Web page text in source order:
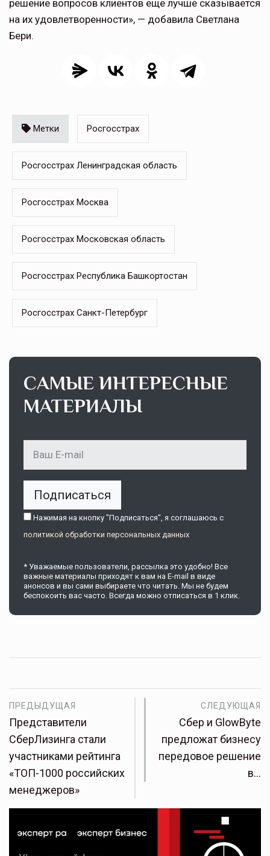
решение вопросов клиентов еще лучше сказывается
на их удовлетворенности», — добавила Светлана
Бери.
Метки Росгосстрах
Росгосстрах Ленинградская область
Росгосстрах Москва
Росгосстрах Московская область
Росгосстрах Республика Башкортостан
Росгосстрах Санкт-Петербург
САМЫЕ ИНТЕРЕСНЫЕ
МАТЕРИАЛЫ
Подписаться
Нажимая на кнопку "Подписаться", я соглашаюсь c
политикой обработки персональных данных
* Уважаемые пользователи, рассылка это удобно! Все
важные материалы приходят к вам на E-mail в виде
анонсов и вы сами выбираете что читать. Мы не будем
беспокоить вас часто. Всегда можно отписаться в 1 клик.
ПРЕДЫДУЩАЯ
Представители
СберЛизинга стали
участниками рейтинга
«ТОП-1000 российских
менеджеров»
СЛЕДУЮЩАЯ
Сбер и GlowByte
предложат бизнесу
передовое решение
в…